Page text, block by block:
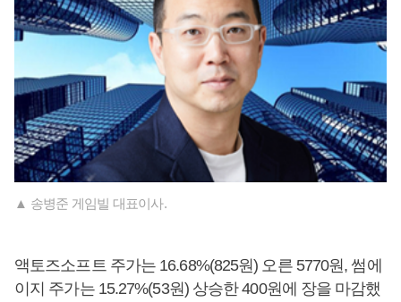
▲ 송병준 게임빌 대표이사.
액토즈소프트 주가는 16.68%(825원) 오른 5770원, 썸에
이지 주가는 15.27%(53원) 상승한 400원에 장을 마감했